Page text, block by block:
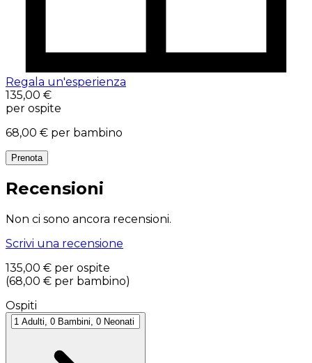
Regala un'esperienza
135,00 €
per ospite
68,00 € per bambino
Prenota
Recensioni
Non ci sono ancora recensioni.
Scrivi una recensione
135,00 € per ospite
(68,00 € per bambino)
Ospiti